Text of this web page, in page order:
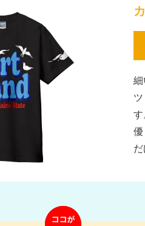
細
す
優
だ